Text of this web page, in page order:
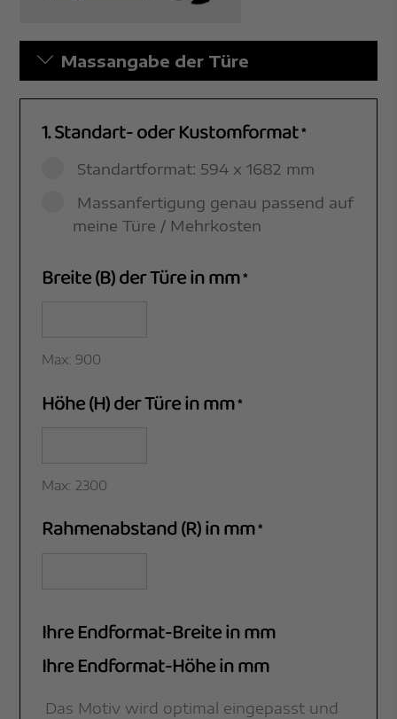
Massangabe der Türe
1. Standart- oder Kustomformat*
Standartformat: 594 x 1682 mm
Massanfertigung genau passend auf
meine Türe / Mehrkosten
Breite (B) der Türe in mm*
Max: 900
Höhe (H) der Türe in mm*
Max: 2300
Rahmenabstand (R) in mm*
Ihre Endformat-Breite in mm
Ihre Endformat-Höhe in mm
Das Motiv wird optimal eingepasst und